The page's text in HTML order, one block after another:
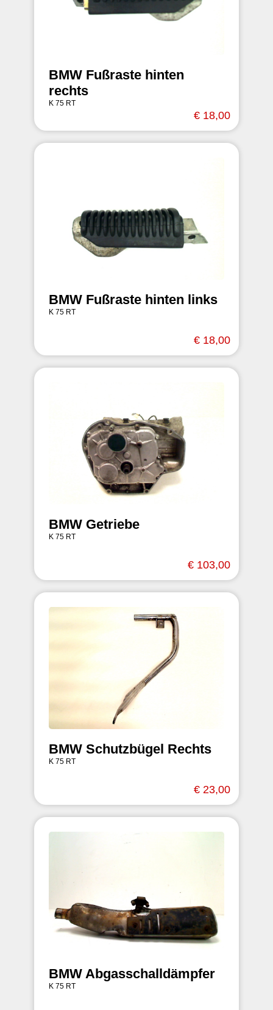
BMW Fußraste hinten
rechts
K 75 RT
€ 18,00
BMW Fußraste hinten links
K 75 RT
€ 18,00
BMW Getriebe
K 75 RT
€ 103,00
BMW Schutzbügel Rechts
K 75 RT
€ 23,00
BMW Abgasschalldämpfer
K 75 RT